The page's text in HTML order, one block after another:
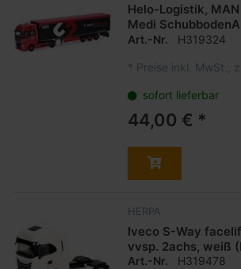
Helo-Logistik, MAN
Medi
Art.-Nr. H319324
* Preise inkl. MwSt.,
sofort lieferbar
44,00 € *
HERPA
Iveco S-Way
vvsp. 2achs, weiß
Art.-Nr. H319478